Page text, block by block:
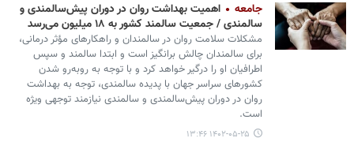
جامعه
اهمیت بهداشت روان در دوران پیش‌سالمندی و
سالمندی / جمعیت سالمند کشور به ۱۸ میلیون می‌رسد
مشکلات سلامت روان در سالمندان و راهکارهای مؤثر درمانی،
برای سالمندان چالش برانگیز است و ابتدا سالمند و سپس
اطرافیان او را درگیر خواهد کرد و با توجه به روبه‌رو شدن
کشورهای سراسر جهان با پدیده سالمندی، توجه به بهداشت
روان در دوران پیش‌سالمندی و سالمندی نیازمند توجهی ویژه
است.
۱۴۰۲-۰۵-۲۵ ۱۳:۴۶